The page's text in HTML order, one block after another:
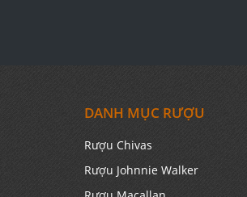
DANH MỤC RƯỢU
Rượu Chivas
Rượu Johnnie Walker